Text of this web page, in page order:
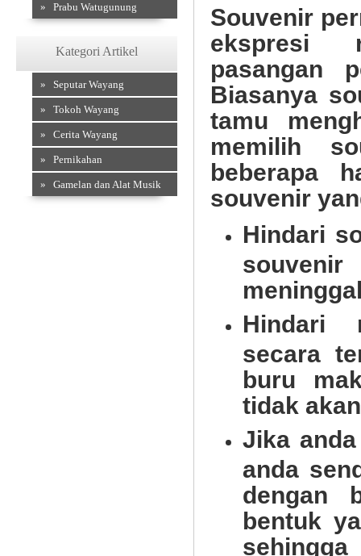
» Prabu Watugunung
Kategori Artikel
» Seputar Wayang
» Tokoh Wayang
» Cerita Wayang
» Pernikahan
» Gamelan dan Alat Musik
Souvenir Kain
Accesories
Souvenir
ekspresi
pasangan
Biasanya
tamu
memilih
beberapa
souvenir
Hindari
Hindari
secara
buru
tidak
Jika
anda
dengan
bentuk